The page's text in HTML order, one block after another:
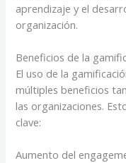
aprendizaje y el
organización.
Beneficios de la
El uso de la
múltiples beneficios
las organizaciones.
clave:
Aumento del